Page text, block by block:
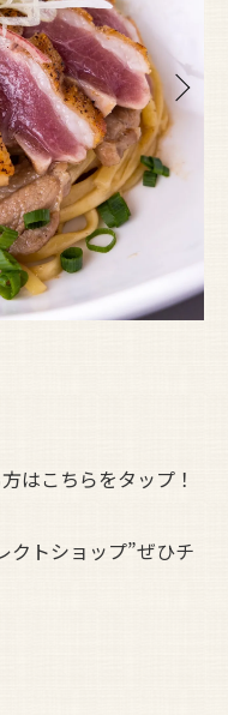
こちらをタップ！
クトショップ”ぜひチ